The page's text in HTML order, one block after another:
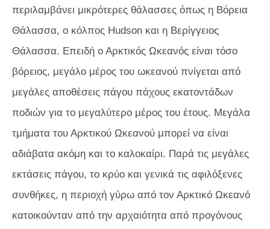
περιλαμβάνει μικρότερες θάλασσες όπως η Βόρεια
Θάλασσα, ο κόλπος Hudson και η Βερίγγειος
Θάλασσα. Επειδή ο Αρκτικός Ωκεανός είναι τόσο
βόρειος, μεγάλο μέρος του ωκεανού πνίγεται από
μεγάλες αποθέσεις πάγου πάχους εκατοντάδων
ποδιών για το μεγαλύτερο μέρος του έτους. Μεγάλα
τμήματα του Αρκτικού Ωκεανού μπορεί να είναι
αδιάβατα ακόμη και το καλοκαίρι. Παρά τις μεγάλες
εκτάσεις πάγου, το κρύο και γενικά τις αφιλόξενες
συνθήκες, η περιοχή γύρω από τον Αρκτικό Ωκεανό
κατοικούνταν από την αρχαιότητα από προγόνους